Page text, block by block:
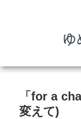
「for a
変えて)